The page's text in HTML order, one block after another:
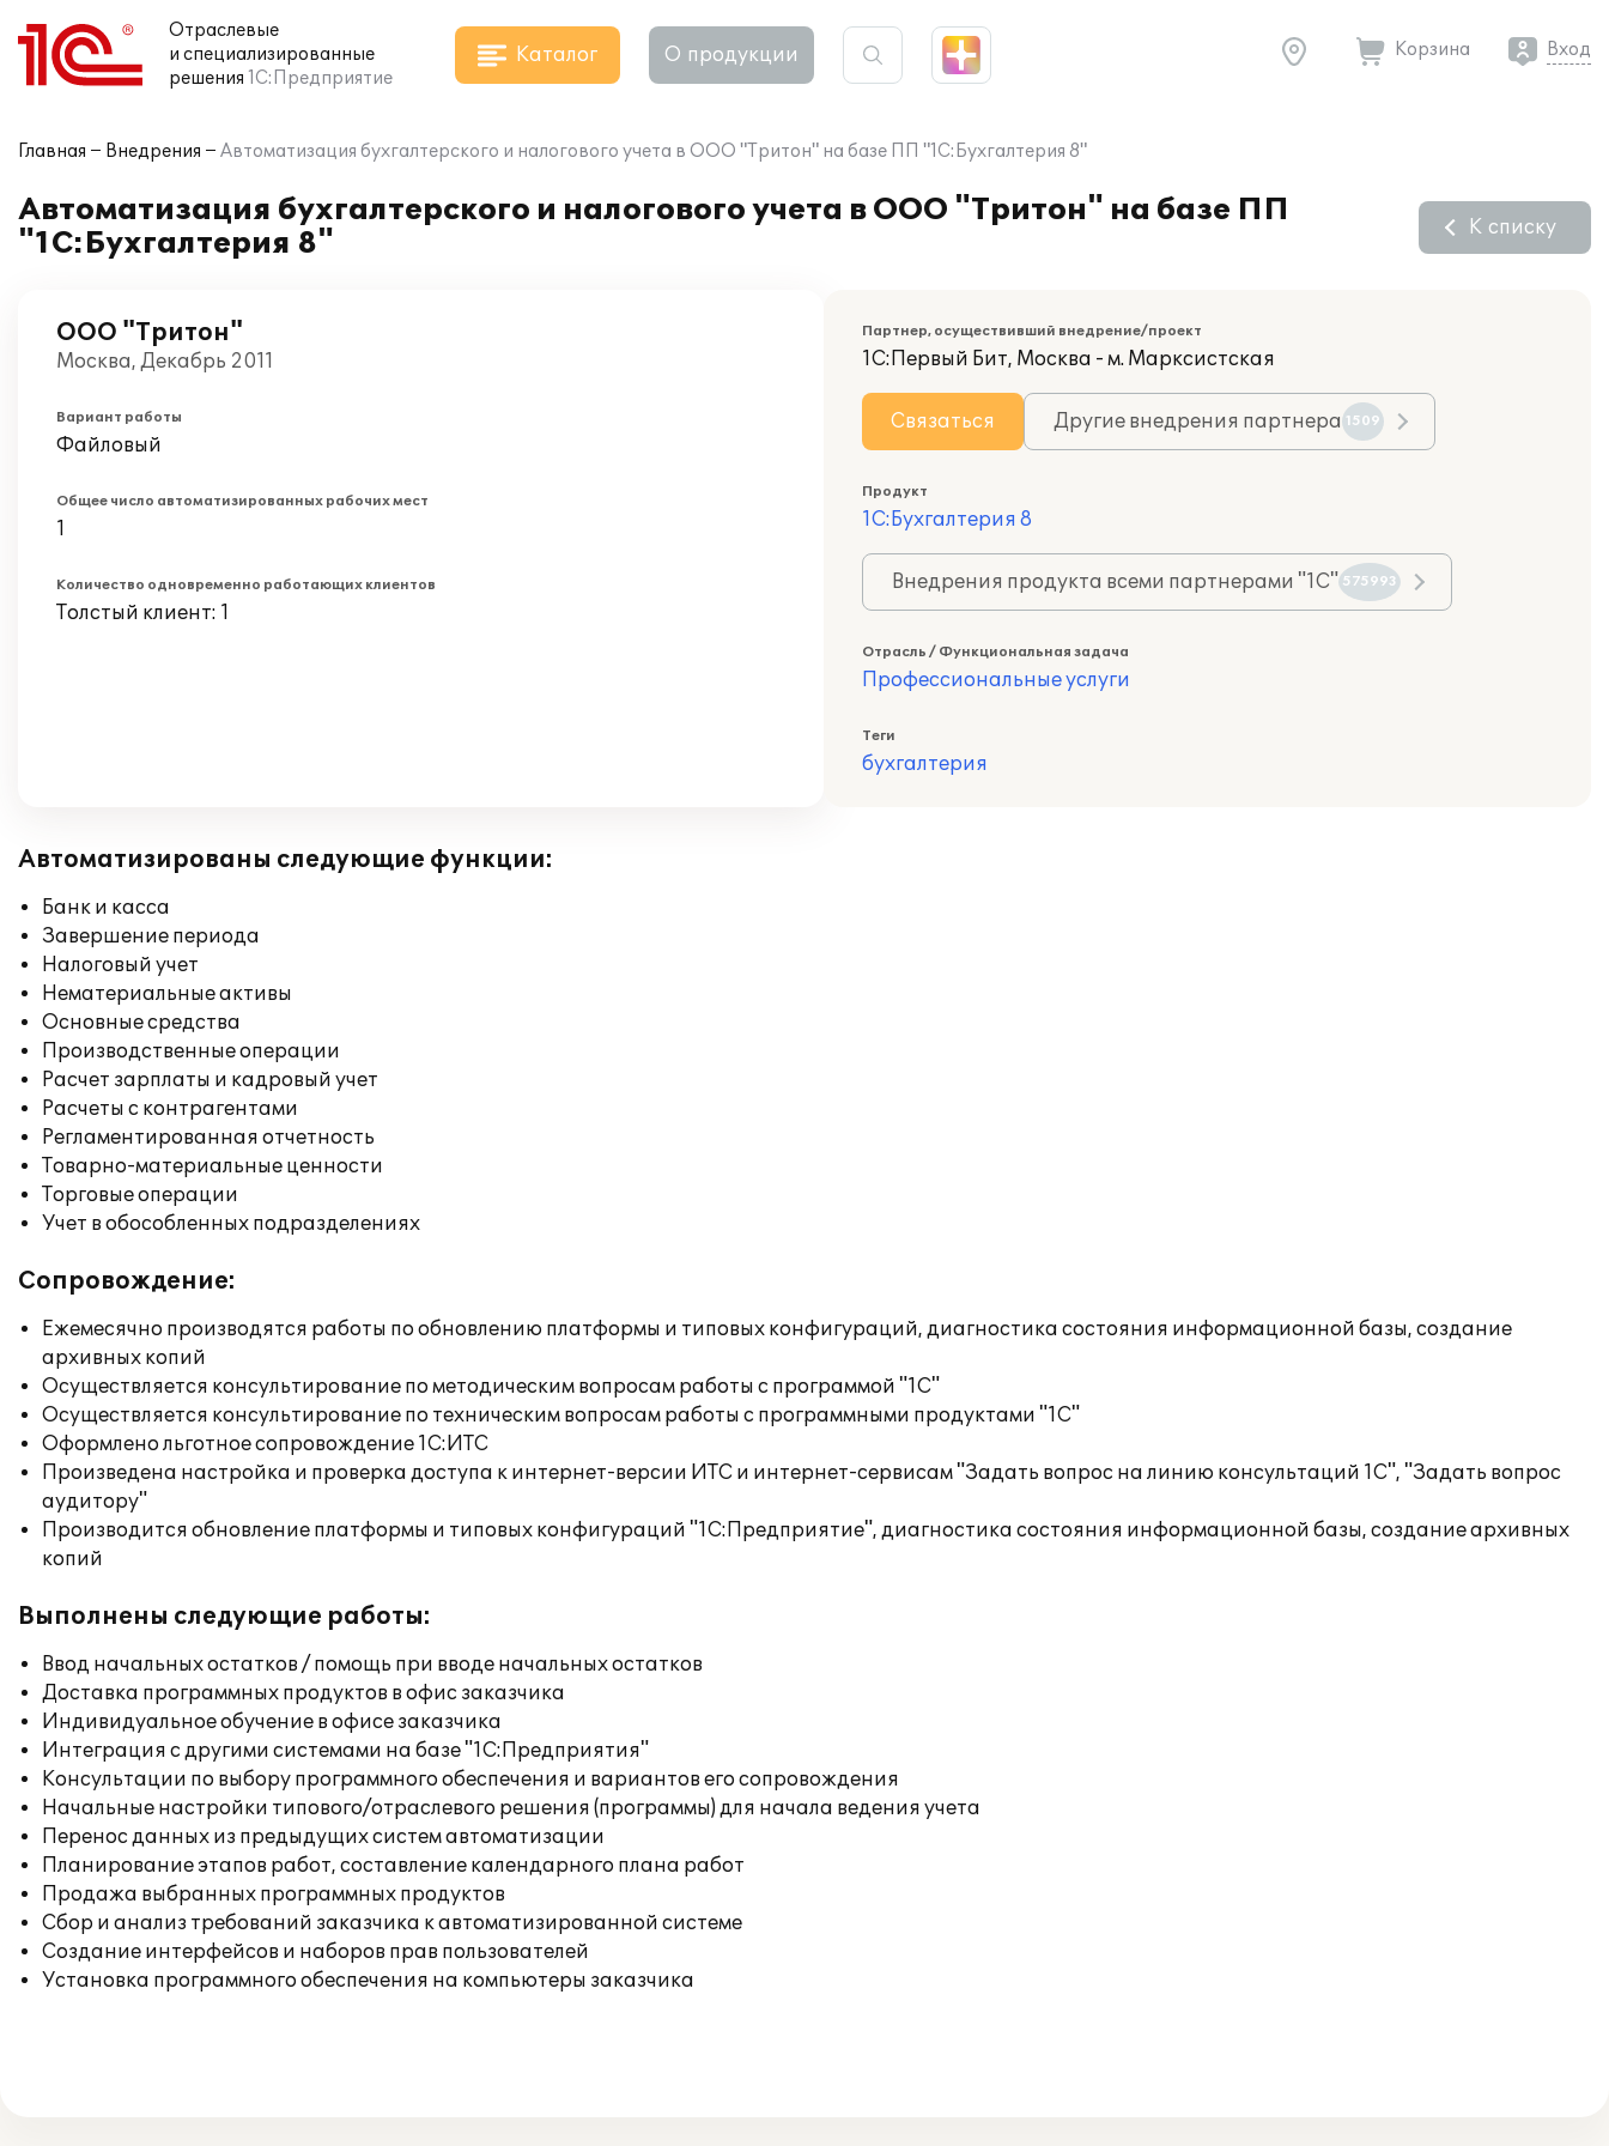
Отраслевые
и специализированные
решения 1С:Предприятие
Каталог О продукции Корзина Вход
Главная Внедрения Автоматизация бухгалтерского и налогового учета в ООО "Тритон" на базе ПП "1С:Бухгалтерия 8"
Автоматизация бухгалтерского и налогового учета в ООО "Тритон" на базе ПП
"1С:Бухгалтерия 8"
К списку
ООО "Тритон"
Москва, Декабрь 2011
Вариант работы
Файловый
Общее число автоматизированных рабочих мест
1
Количество одновременно работающих клиентов
Толстый клиент: 1
Партнер, осуществивший внедрение/проект
1С:Первый Бит, Москва - м. Марксистская
Связаться Другие внедрения партнера 1509
Продукт
1С:Бухгалтерия 8
Внедрения продукта всеми партнерами "1С" 575993
Отрасль / Функциональная задача
Профессиональные услуги
Теги
бухгалтерия
Автоматизированы следующие функции:
Банк и касса
Завершение периода
Налоговый учет
Нематериальные активы
Основные средства
Производственные операции
Расчет зарплаты и кадровый учет
Расчеты с контрагентами
Регламентированная отчетность
Товарно-материальные ценности
Торговые операции
Учет в обособленных подразделениях
Сопровождение:
Ежемесячно производятся работы по обновлению платформы и типовых конфигураций, диагностика состояния информационной базы, создание
архивных копий
Осуществляется консультирование по методическим вопросам работы с программой "1С"
Осуществляется консультирование по техническим вопросам работы с программными продуктами "1С"
Оформлено льготное сопровождение 1С:ИТС
Произведена настройка и проверка доступа к интернет-версии ИТС и интернет-сервисам "Задать вопрос на линию консультаций 1С", "Задать вопрос
аудитору"
Производится обновление платформы и типовых конфигураций "1С:Предприятие", диагностика состояния информационной базы, создание архивных
копий
Выполнены следующие работы:
Ввод начальных остатков / помощь при вводе начальных остатков
Доставка программных продуктов в офис заказчика
Индивидуальное обучение в офисе заказчика
Интеграция с другими системами на базе "1С:Предприятия"
Консультации по выбору программного обеспечения и вариантов его сопровождения
Начальные настройки типового/отраслевого решения (программы) для начала ведения учета
Перенос данных из предыдущих систем автоматизации
Планирование этапов работ, составление календарного плана работ
Продажа выбранных программных продуктов
Сбор и анализ требований заказчика к автоматизированной системе
Создание интерфейсов и наборов прав пользователей
Установка программного обеспечения на компьютеры заказчика